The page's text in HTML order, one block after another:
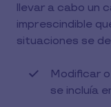
llevar a cabo un
imprescindible
situaciones se
Modificar
se incluía